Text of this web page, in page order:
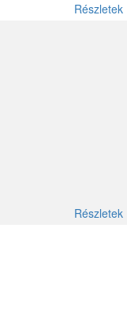
Részletek
Részletek